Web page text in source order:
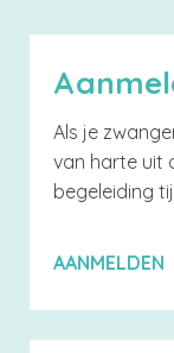
Als je
van harte uit
begeleiding
AANMELDEN